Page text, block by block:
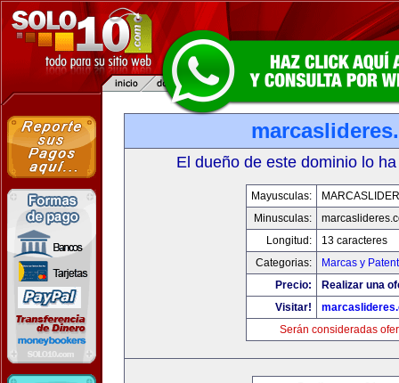
El dueño de este dominio lo
Mayusculas:
Minusculas:
Longitud:
13 caracteres
Categorias:
Marcas y
Precio:
Realizar una
Visitar!
Serán consideradas